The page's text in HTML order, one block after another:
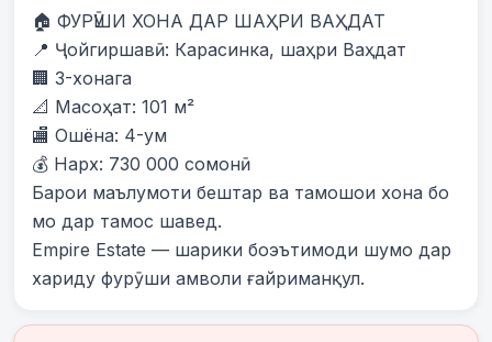
🏠 ФУРӮШИ ХОНА ДАР ШАҲРИ ВАҲДАТ
📍 Ҷойгиршавӣ: Карасинка, шаҳри Ваҳдат
🏢 3-хонага
📐 Масоҳат: 101 м²
🏬 Ошёна: 4-ум
💰 Нарх: 730 000 сомонӣ
Барои маълумоти бештар ва тамошои хона бо
мо дар тамос шавед.
Empire Estate — шарики боэътимоди шумо дар
хариду фурӯши амволи ғайриманқул.